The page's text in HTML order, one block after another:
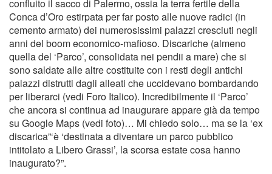
confluito il sacco di Palermo, ossia la terra fertile della
Conca d’Oro estirpata per far posto alle nuove radici (in
cemento armato) dei numerosissimi palazzi cresciuti negli
anni del boom economico-mafioso. Discariche (almeno
quella del ‘Parco’, consolidata nei pendii a mare) che si
sono saldate alle altre costituite con i resti degli antichi
palazzi distrutti dagli alleati che uccidevano bombardando
per liberarci (vedi Foro Italico). Incredibilmente il ‘Parco’
che ancora si continua ad inaugurare appare già da tempo
su Google Maps (vedi foto)… Mi chiedo solo… ma se la ‘ex
discarica”‘è ‘destinata a diventare un parco pubblico
intitolato a Libero Grassi’, la scorsa estate cosa hanno
inaugurato?”.